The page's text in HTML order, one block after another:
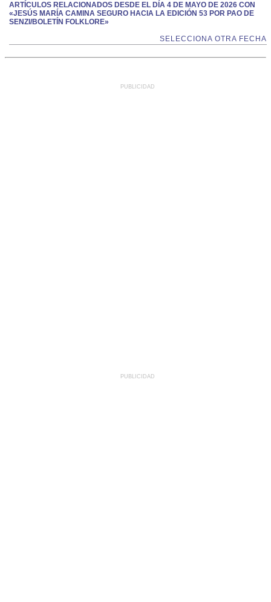
ARTÍCULOS RELACIONADOS DESDE EL DÍA 4 DE MAYO DE 2026 CON
«JESÚS MARÍA CAMINA SEGURO HACIA LA EDICIÓN 53 POR PAO DE
SENZI/BOLETÍN FOLKLORE»
SELECCIONA OTRA FECHA
PUBLICIDAD
PUBLICIDAD